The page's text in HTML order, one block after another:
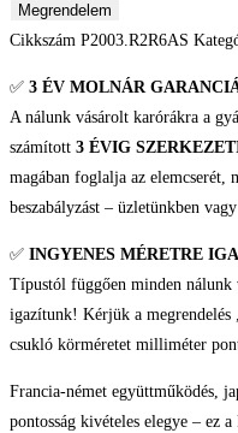
Megrendelem
Cikkszám P2003.R2R6AS
✅ 3 ÉV MOLNÁR
A nálunk vásárolt karórákra a
számított 3 ÉVIG
magában foglalja az elemcserét,
beszabályzást – üzletünkben
✅ INGYENES MÉRETRE
Típustól függően minden nálunk
igazítunk! Kérjük a megrendelés
csukló körméretet milliméter
Francia-német együttműködés,
pontosság kivételes elegye – ez